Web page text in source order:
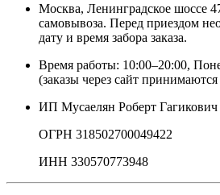
Москва, Ленинградское шоссе
самовывоза. Перед приездом
дату и время забора заказа.
Время работы: 10:00–20:00,
(заказы через сайт
ИП Мусаелян Роберт Гагикович
ОГРН 318502700049422
ИНН 330570773948